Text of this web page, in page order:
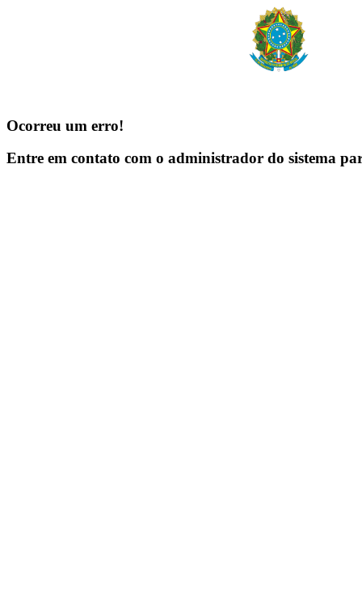
Ocorreu um erro!
Entre em contato com o administrador do sistema